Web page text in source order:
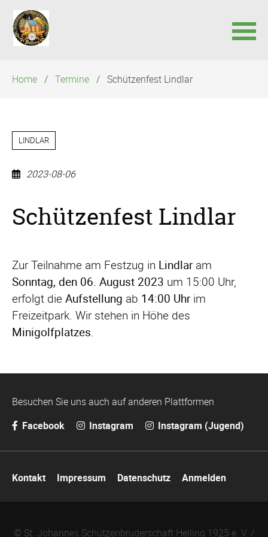
überspringen
Home Termine Schützenfest Lindlar
LINDLAR
2023-08-06
Schützenfest Lindlar
Zur Teilnahme am Festzug in Lindlar am
Sonntag, den 06. August 2023 um 15:00 Uhr,
erfolgt die Aufstellung ab 14:00 Uhrim
Freizeitpark. Wir stehen in Höhe des
Minigolfplatzes.
Besuchen Sie uns auch auf anderen Plattformen
Facebook
Instagram Instagram (Jugend)
überspringen
Kontakt Impressum Datenschutz Anmelden
© St. Johannes Schützenbruderschaft Helling 1925 e. V. /